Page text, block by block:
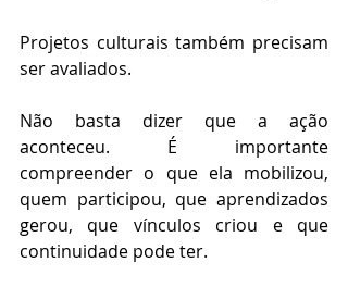
Projetos culturais também precisam
ser avaliados.
Não basta dizer que a ação
aconteceu. É importante
compreender o que ela mobilizou,
quem participou, que aprendizados
gerou, que vínculos criou e que
continuidade pode ter.